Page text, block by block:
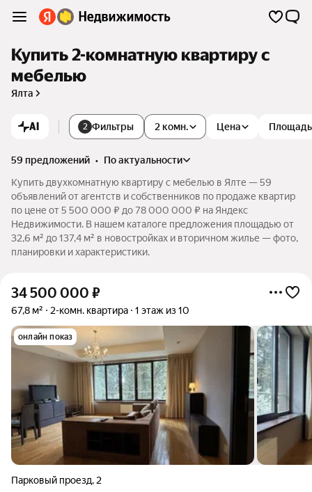
Купить 2-комнатную квартиру с
мебелью
Ялта
AI 2 Фильтры 2 комн. Цена Площадь
59 предложений •
по актуальности
Купить двухкомнатную квартиру с мебелью в Ялте — 59
объявлений от агентств и собственников по продаже квартир
по цене от 5 500 000 ₽ до 78 000 000 ₽ на Яндекс
Недвижимости. В нашем каталоге предложения площадью от
32,6 м² до 137,4 м² в новостройках и вторичном жилье — фото,
планировки и характеристики.
34 500 000 ₽
67,8 м² 2-комн. квартира 1 этаж из 10
онлайн показ
Парковый проезд, 2